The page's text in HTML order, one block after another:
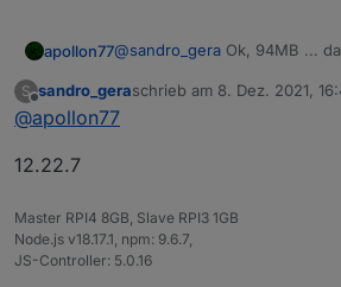
apollon77@sandro_gera Ok, 94MB ...
Welche Node.js version?
S
Offline
sandro_geraschrieb am 8. Dez. 2021,
zuletzt editiert von
@apollon77
12.22.7
Master RPI4 8GB, Slave RPI3 1GB
Node.js v18.17.1, npm: 9.6.7,
JS-Controller: 5.0.16